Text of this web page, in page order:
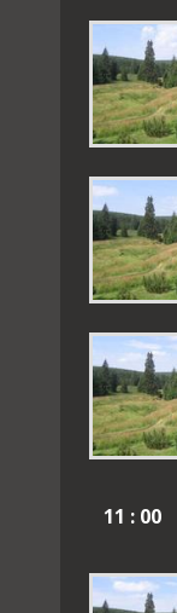
11 : 00